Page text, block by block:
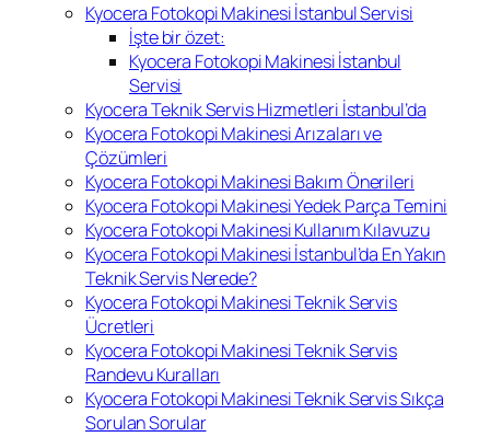
Kyocera Fotokopi Makinesi İstanbul Servisi
İşte bir özet:
Kyocera Fotokopi Makinesi İstanbul
Servisi
Kyocera Teknik Servis Hizmetleri İstanbul’da
Kyocera Fotokopi Makinesi Arızaları ve
Çözümleri
Kyocera Fotokopi Makinesi Bakım Önerileri
Kyocera Fotokopi Makinesi Yedek Parça Temini
Kyocera Fotokopi Makinesi Kullanım Kılavuzu
Kyocera Fotokopi Makinesi İstanbul’da En Yakın
Teknik Servis Nerede?
Kyocera Fotokopi Makinesi Teknik Servis
Ücretleri
Kyocera Fotokopi Makinesi Teknik Servis
Randevu Kuralları
Kyocera Fotokopi Makinesi Teknik Servis Sıkça
Sorulan Sorular